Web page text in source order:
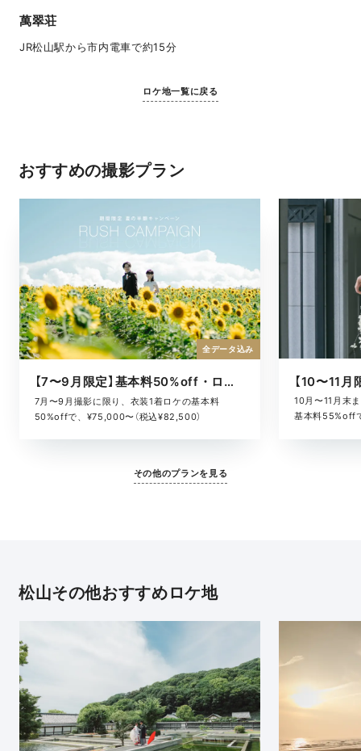
萬翠荘
JR松山駅から市内電車で約15分
ロケ地一覧に戻る
おすすめの撮影プラン
【7〜9月限定】基本料50%off・ロケキャンペーン
7月〜9月撮影に限り、衣装1着ロケの基本料
50%offで、¥75,000〜（税込¥82,500）
全データ込み
10月〜11月末
基本料55%off
その他のプランを見る
松山その他おすすめロケ地